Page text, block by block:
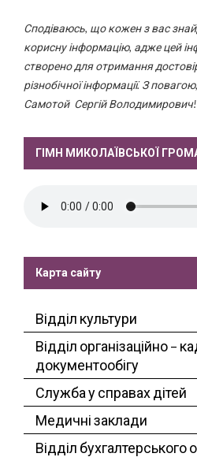
Сподіваюсь, що кожен з вас
корисну інформацію, адже цей
створено для отримання
різнобічної інформації. З повагою,
Самотой Сергій Володимирович!
ГІМН МИКОЛАЇВСЬКОЇ
Карта сайту
Відділ культури
Відділ організаційно –
документообігу
Служба у справах дітей
Медичні заклади
Відділ бухгалтерського